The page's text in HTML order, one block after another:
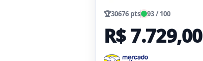
🏆30676 pts 93 / 100
R$ 7.729,00